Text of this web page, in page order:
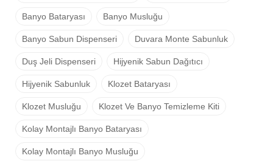
Banyo Bataryası Banyo Musluğu
Banyo Sabun Dispenseri Duvara Monte Sabunluk
Duş Jeli Dispenseri Hijyenik Sabun Dağıtıcı
Hijyenik Sabunluk Klozet Bataryası
Klozet Musluğu Klozet Ve Banyo Temizleme Kiti
Kolay Montajlı Banyo Bataryası
Kolay Montajlı Banyo Musluğu